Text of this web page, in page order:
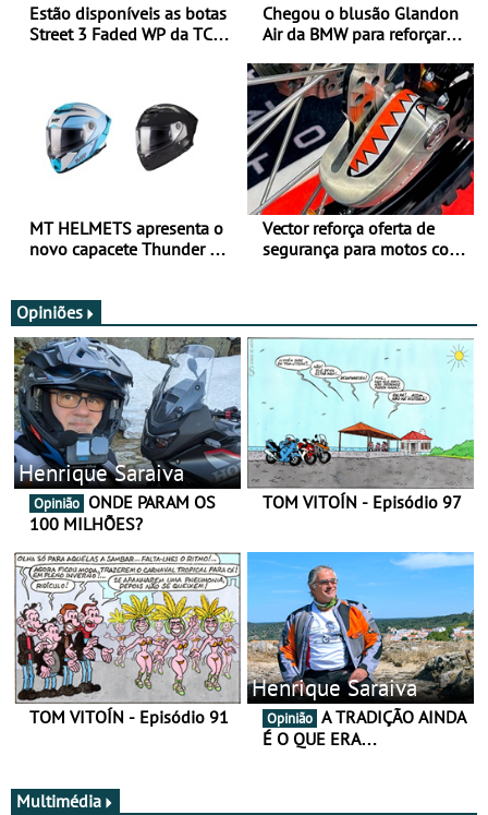
Estão disponíveis as botas
Street 3 Faded WP da TCX
Chegou o blusão Glandon
Air da BMW para reforçar
verão
MT HELMETS apresenta o
novo capacete Thunder 4 R
Vector reforça oferta de
segurança para motos com
Opiniões
Henrique Saraiva
Opinião
100 MILHÕES?
TOM VITOÍN - Episódio 97
TOM VITOÍN - Episódio 91
Henrique Saraiva
Opinião
É O QUE ERA…
Multimédia